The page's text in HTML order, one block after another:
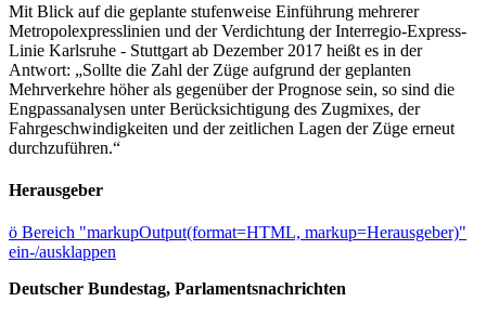
Mit Blick auf die geplante stufenweise Einführung mehrerer
Metropolexpresslinien und der Verdichtung der Interregio-Express-
Linie Karlsruhe - Stuttgart ab Dezember 2017 heißt es in der
Antwort: „Sollte die Zahl der Züge aufgrund der geplanten
Mehrverkehre höher als gegenüber der Prognose sein, so sind die
Engpassanalysen unter Berücksichtigung des Zugmixes, der
Fahrgeschwindigkeiten und der zeitlichen Lagen der Züge erneut
durchzuführen.“
Herausgeber
ö Bereich "markupOutput(format=HTML, markup=Herausgeber)"
ein-/ausklappen
Deutscher Bundestag, Parlamentsnachrichten